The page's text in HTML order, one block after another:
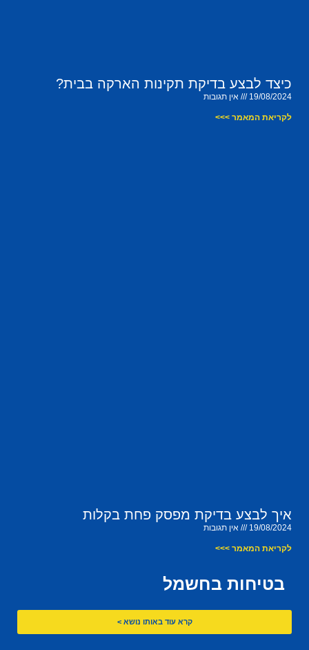
כיצד לבצע בדיקת תקינות הארקה בבית?
19/08/2024 אין תגובות
לקריאת המאמר >>>
איך לבצע בדיקת מפסק פחת בקלות
19/08/2024 אין תגובות
לקריאת המאמר >>>
בטיחות בחשמל
קרא עוד באותו נושא >